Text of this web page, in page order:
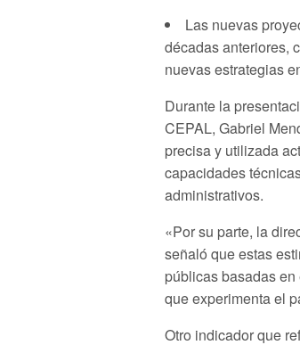
Las nuevas
décadas anteriores,
nuevas estrategias
Durante la
CEPAL, Gabriel
precisa y utilizada
capacidades
administrativos.
«Por su parte, la
señaló que estas
públicas basadas
que experimenta el
Otro indicador que